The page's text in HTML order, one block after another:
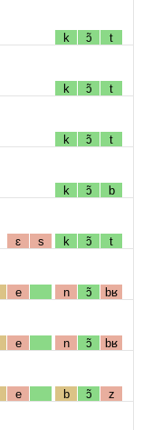
k ɔ̃ t
k ɔ̃ t
k ɔ̃ t
k ɔ̃ b
ɛ s k ɔ̃ t
e n ɔ̃ bʁ
e n ɔ̃ bʁ
e b ɔ̃ z